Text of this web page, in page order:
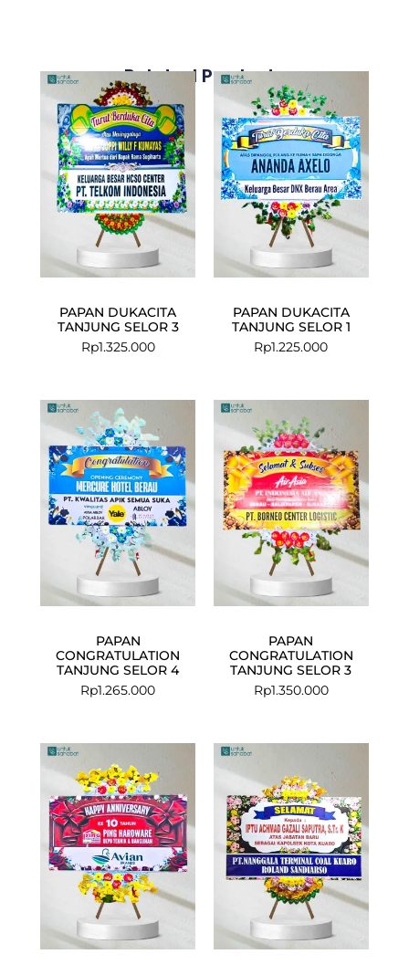
Related Products
PAPAN DUKACITA
TANJUNG SELOR 3
Rp1.325.000
PAPAN DUKACITA
TANJUNG SELOR 1
Rp1.225.000
PAPAN
CONGRATULATION
TANJUNG SELOR 4
Rp1.265.000
PAPAN
CONGRATULATION
TANJUNG SELOR 3
Rp1.350.000